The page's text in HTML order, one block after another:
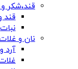
قند،شکر
قند
نبات
نان و
آرد